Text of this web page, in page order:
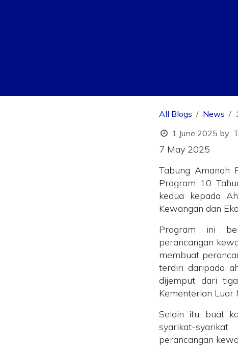
All Blogs News
1 June 2025 by
7 May 2025
Tabung Amanah
Program 10
kedua kepada
Kewangan dan
Program ini
perancangan
membuat
terdiri daripada
dijemput dari
Kementerian Luar
Selain itu, buat
syarikat-
perancangan